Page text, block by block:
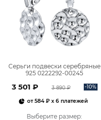
Серьги подвески серебряные
925 0222292-00245
3 501 ₽ 3 890 ₽ -10%
от584 ₽ x 6 платежей
Выберите размер: